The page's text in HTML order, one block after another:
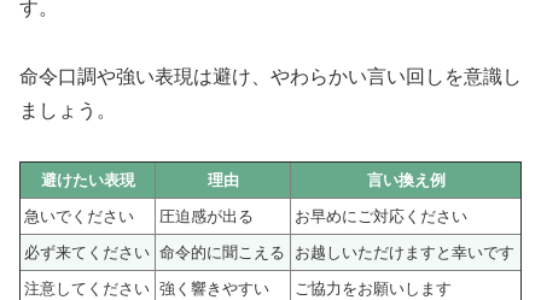
す。
命令口調や強い表現は避け、やわらかい言い回しを意識し
ましょう。
避けたい表現 理由
言い換え例
急いでください
圧迫感が出る
お早めにご対応ください
必ず来てください 命令的に聞こえる
お越しいただけますと幸いです
注意してください 強く響きやすい ご協力をお願いします